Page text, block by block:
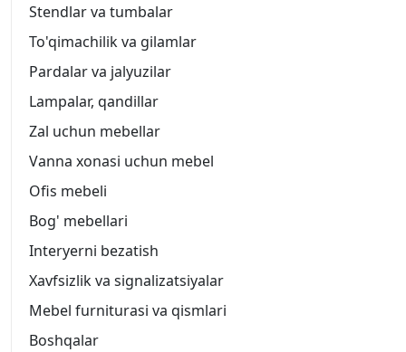
Stendlar va tumbalar
To'qimachilik va gilamlar
Pardalar va jalyuzilar
Lampalar, qandillar
Zal uchun mebellar
Vanna xonasi uchun mebel
Ofis mebeli
Bog' mebellari
Interyerni bezatish
Xavfsizlik va signalizatsiyalar
Mebel furniturasi va qismlari
Boshqalar